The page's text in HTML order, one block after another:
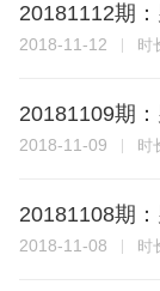
20181112期
2018-11-12 时
20181109期
2018-11-09 时
20181108期
2018-11-08 时